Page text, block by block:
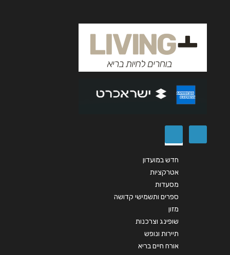
חדש במועדון
אטרקציות
מסעדות
ספרים ותשמישי קדושה
מזון
שופינג וצרכנות
תיירות ונופש
אורח חיים בריא